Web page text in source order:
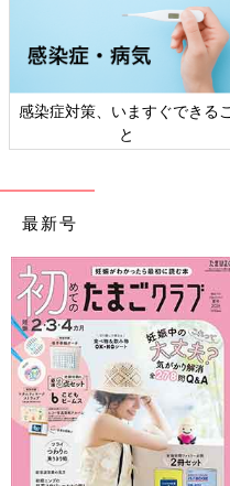
感染症対策、いますぐできるこ
と
最新号